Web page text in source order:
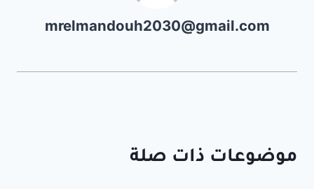
mrelmandouh2030@gmail.com
موضوعات ذات صلة